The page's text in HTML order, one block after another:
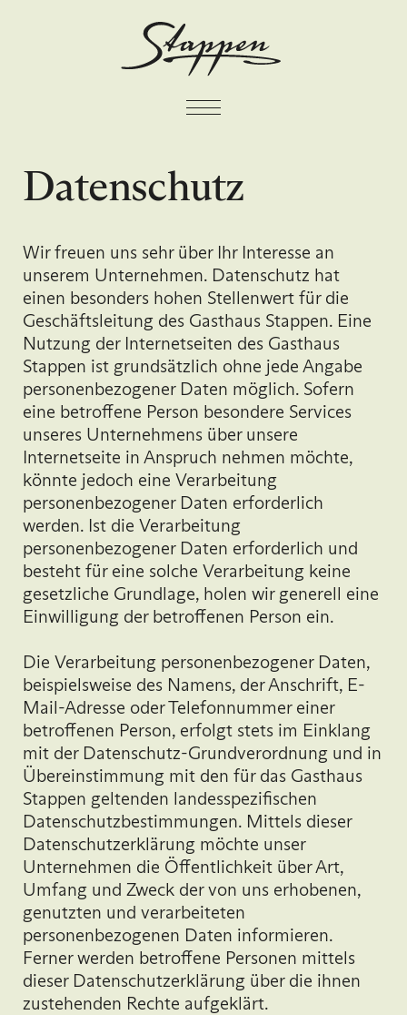
Datenschutz
Wir freuen uns sehr über Ihr Interesse an
unserem Unternehmen. Datenschutz hat
einen besonders hohen Stellenwert für die
Geschäftsleitung des Gasthaus Stappen. Eine
Nutzung der Internetseiten des Gasthaus
Stappen ist grundsätzlich ohne jede Angabe
personenbezogener Daten möglich. Sofern
eine betroffene Person besondere Services
unseres Unternehmens über unsere
Internetseite in Anspruch nehmen möchte,
könnte jedoch eine Verarbeitung
personenbezogener Daten erforderlich
werden. Ist die Verarbeitung
personenbezogener Daten erforderlich und
besteht für eine solche Verarbeitung keine
gesetzliche Grundlage, holen wir generell eine
Einwilligung der betroffenen Person ein.
Die Verarbeitung personenbezogener Daten,
beispielsweise des Namens, der Anschrift, E-
Mail-Adresse oder Telefonnummer einer
betroffenen Person, erfolgt stets im Einklang
mit der Datenschutz-Grundverordnung und in
Übereinstimmung mit den für das Gasthaus
Stappen geltenden landesspezifischen
Datenschutzbestimmungen. Mittels dieser
Datenschutzerklärung möchte unser
Unternehmen die Öffentlichkeit über Art,
Umfang und Zweck der von uns erhobenen,
genutzten und verarbeiteten
personenbezogenen Daten informieren.
Ferner werden betroffene Personen mittels
dieser Datenschutzerklärung über die ihnen
zustehenden Rechte aufgeklärt.